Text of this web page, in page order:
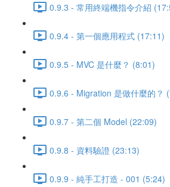
0.9.3 - 常用終端機指令介紹
0.9.4 - 第一個應用程式 (17:11)
0.9.5 - MVC 是什麼？ (8:01)
0.9.6 - Migration 是做什麼的？
0.9.7 - 第二個 Model (22:09)
0.9.8 - 資料驗證 (23:13)
0.9.9 - 純手工打造 - 001 (5:24)